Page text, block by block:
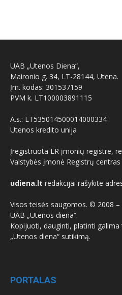
UAB „Utenos Diena“,
Maironio g. 34, LT-28144, Utena.
Įm. kodas: 301537159
PVM k. LT100003891115
A.s.: LT535014500014000334
Utenos kredito unija
Įregistruota LR įmonių registre,
Valstybės įmonė Registrų centras
udiena.lt redakcijai rašykite
Visos teisės saugomos. © 2008 –
UAB „Utenos diena“.
Kopijuoti, dauginti, platinti galima
„Utenos diena“ sutikimą.
PORTALAS